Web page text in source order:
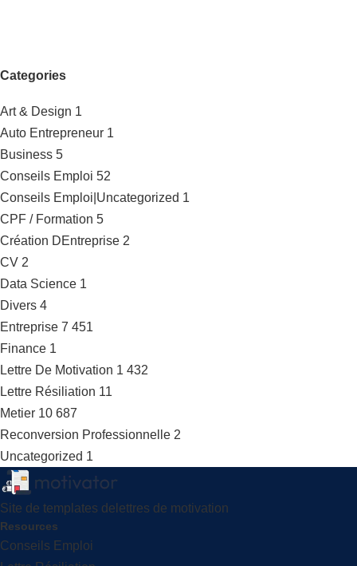
Categories
Art & Design 1
Auto Entrepreneur 1
Business 5
Conseils Emploi 52
Conseils Emploi|Uncategorized 1
CPF / Formation 5
Création DEntreprise 2
CV 2
Data Science 1
Divers 4
Entreprise 7 451
Finance 1
Lettre De Motivation 1 432
Lettre Résiliation 11
Metier 10 687
Reconversion Professionnelle 2
Uncategorized 1
Site de templates delettres de motivation
Resources
Conseils Emploi